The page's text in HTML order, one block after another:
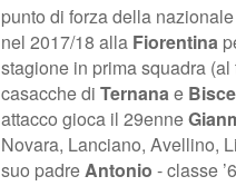
punto di forza della
nel 2017/18 alla Fiorentina
stagione in prima squadra
casacche di Ternanae
attacco gioca il 29enne
Novara, Lanciano, Avellino,
suo padreAntonio - classe